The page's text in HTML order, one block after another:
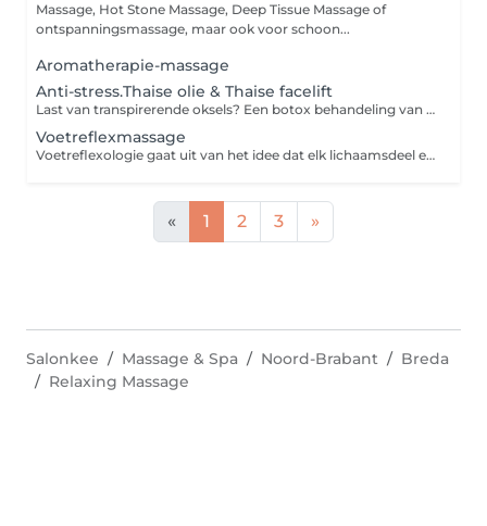
Massage, Hot Stone Massage, Deep Tissue Massage of
ontspanningsmassage, maar ook voor schoon...
Aromatherapie-massage
Anti-stress.Thaise olie & Thaise facelift
Last van transpirerende oksels? Een botox behandeling van anti-transpiratie onder de oksels kan uitkomst bieden. Bij de behandeling worden meerdere prikjes per oksel gezet. De botox blokkeert de zenuwen die de zweetklieren aansturen waardoor je minder of geen zweet meer produceert.
Voetreflexmassage
Voetreflexologie gaat uit van het idee dat elk lichaamsdeel en orgaan in verbinding staat met een specifiek punt op de voeten. Het masseren van bepaalde drukpunten brengt het lichaam weer in balans en zorgt zo voor een algeheel gevoel van welzijn.
« 1 2 3 »
Salonkee Massage & Spa Noord-Brabant
Breda
Relaxing Massage